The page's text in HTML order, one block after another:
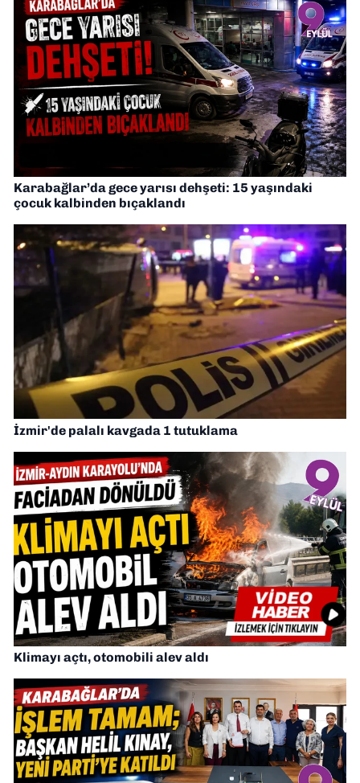
Karabağlar’da gece yarısı dehşeti: 15 yaşındaki
çocuk kalbinden bıçaklandı
İzmir'de palalı kavgada 1 tutuklama
Klimayı açtı, otomobili alev aldı